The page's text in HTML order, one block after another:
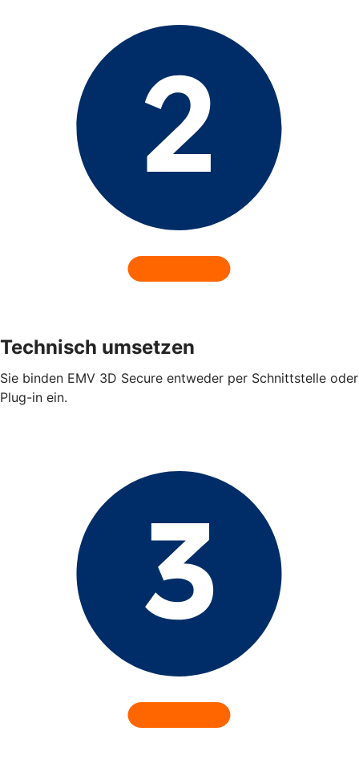
Technisch umsetzen
Sie binden EMV 3D Secure entweder per Schnittstelle oder
Plug-in ein.